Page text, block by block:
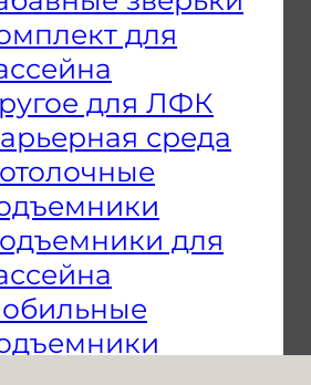
для
для ЛФК
среда
для